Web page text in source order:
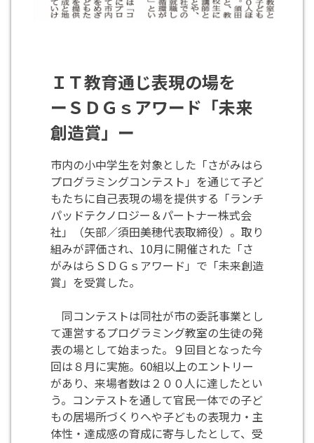
ＩＴ教育通じ表現の場を
ーＳＤＧｓアワード「未来
創造賞」ー
市内の小中学生を対象とした「さがみはら
プログラミングコンテスト」を通じて子ど
もたちに自己表現の場を提供する「ランチ
パッドテクノロジー＆パートナー株式会
社」（矢部／須田美穂代表取締役）。取り
組みが評価され、10月に開催された「さ
がみはらＳＤＧｓアワード」で「未来創造
賞」を受賞した。
同コンテストは同社が市の委託事業とし
て運営するプログラミング教室の生徒の発
表の場として始まった。９回目となった今
回は８月に実施。60組以上のエントリー
があり、来場者数は２００人に達したとい
う。コンテストを通して官民一体での子ど
もの居場所づくりへや子どもの表現力・主
体性・達成感の育成に寄与したとして、受